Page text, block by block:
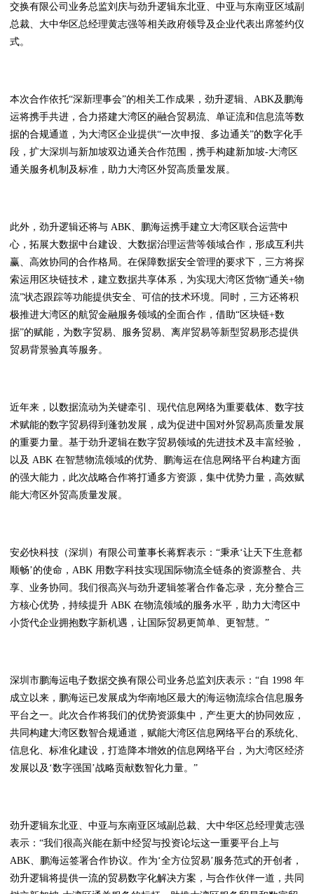
交换有限公司业务总监刘庆与劲升逻辑东北亚、中亚与东南亚区域副
总裁、大中华区总经理黄志强等相关政府领导及企业代表出席签约仪
式。
本次合作依托“深新理事会”的相关工作成果，劲升逻辑、ABK及鹏海
运将携手共进，合力搭建大湾区的融合贸易流、单证流和信息流等数
据的合规通道，为大湾区企业提供“一次申报、多边通关”的数字化手
段，扩大深圳与新加坡双边通关合作范围，携手构建新加坡-大湾区
通关服务机制及标准，助力大湾区外贸高质量发展。
此外，劲升逻辑还将与 ABK、鹏海运携手建立大湾区联合运营中
心，拓展大数据中台建设、大数据治理运营等领域合作，形成互利共
赢、高效协同的合作格局。在保障数据安全管理的要求下，三方将探
索运用区块链技术，建立数据共享体系，为实现大湾区货物“通关+物
流”状态跟踪等功能提供安全、可信的技术环境。同时，三方还将积
极推进大湾区的航贸金融服务领域的全面合作，借助“区块链+数
据”的赋能，为数字贸易、服务贸易、离岸贸易等新型贸易形态提供
贸易背景验真等服务。
近年来，以数据流动为关键牵引、现代信息网络为重要载体、数字技
术赋能的数字贸易得到蓬勃发展，成为促进中国对外贸易高质量发展
的重要力量。基于劲升逻辑在数字贸易领域的先进技术及丰富经验，
以及 ABK 在智慧物流领域的优势、鹏海运在信息网络平台构建方面
的强大能力，此次战略合作将打通多方资源，集中优势力量，高效赋
能大湾区外贸高质量发展。
安必快科技（深圳）有限公司董事长蒋辉表示：“秉承‘让天下生意都
顺畅’的使命，ABK 用数字科技实现国际物流全链条的资源整合、共
享、业务协同。我们很高兴与劲升逻辑签署合作备忘录，充分整合三
方核心优势，持续提升 ABK 在物流领域的服务水平，助力大湾区中
小货代企业拥抱数字新机遇，让国际贸易更简单、更智慧。”
深圳市鹏海运电子数据交换有限公司业务总监刘庆表示：“自 1998 年
成立以来，鹏海运已发展成为华南地区最大的海运物流综合信息服务
平台之一。此次合作将我们的优势资源集中，产生更大的协同效应，
共同构建大湾区数智合规通道，赋能大湾区信息网络平台的系统化、
信息化、标准化建设，打造降本增效的信息网络平台，为大湾区经济
发展以及‘数字强国’战略贡献数智化力量。”
劲升逻辑东北亚、中亚与东南亚区域副总裁、大中华区总经理黄志强
表示：“我们很高兴能在新中经贸与投资论坛这一重要平台上与
ABK、鹏海运签署合作协议。作为‘全方位贸易’服务范式的开创者，
劲升逻辑将提供一流的贸易数字化解决方案，与合作伙伴一道，共同